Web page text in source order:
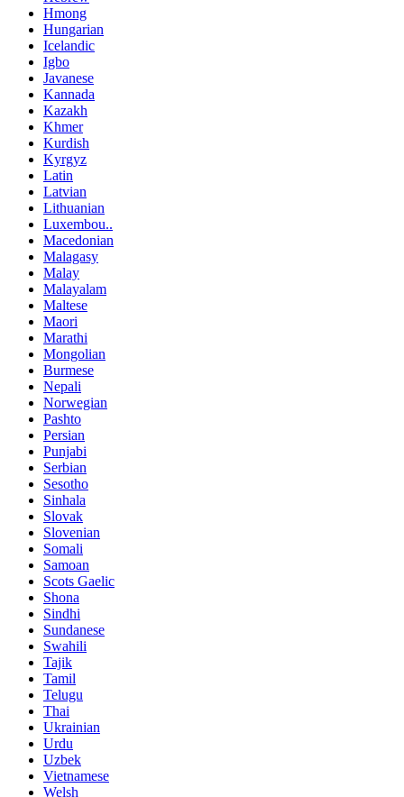
Hmong
Hungarian
Icelandic
Igbo
Javanese
Kannada
Kazakh
Khmer
Kurdish
Kyrgyz
Latin
Latvian
Lithuanian
Luxembou..
Macedonian
Malagasy
Malay
Malayalam
Maltese
Maori
Marathi
Mongolian
Burmese
Nepali
Norwegian
Pashto
Persian
Punjabi
Serbian
Sesotho
Sinhala
Slovak
Slovenian
Somali
Samoan
Scots Gaelic
Shona
Sindhi
Sundanese
Swahili
Tajik
Tamil
Telugu
Thai
Ukrainian
Urdu
Uzbek
Vietnamese
Welsh